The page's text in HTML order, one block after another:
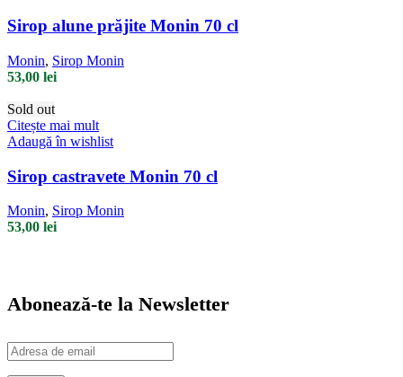
Sirop alune prăjite Monin 70 cl
Monin, Sirop Monin
53,00 lei
Sold out
Citește mai mult
Adaugă în wishlist
Sirop castravete Monin 70 cl
Monin, Sirop Monin
53,00 lei
Abonează-te la Newsletter